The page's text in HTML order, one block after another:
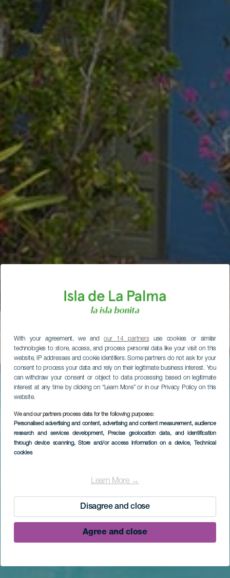
With your agreement, we andour 14 partnersuse cookies or similar
technologies to store, access, and process personal data like your visit on this
website, IP addresses and cookie identifiers. Some partners do not ask for your
consent to process your data and rely on their legitimate business interest. You
can withdraw your consent or object to data processing based on legitimate
interest at any time by clicking on “Learn More” or in our Privacy Policy on this
website.
We and our partners process data for the following purposes:
Personalised advertising and content, advertising and content measurement, audience
research and services development, Precise geolocation data, and identification
through device scanning, Store and/or access information on a device, Technical
cookies
Learn More →
Disagree and close
Agree and close